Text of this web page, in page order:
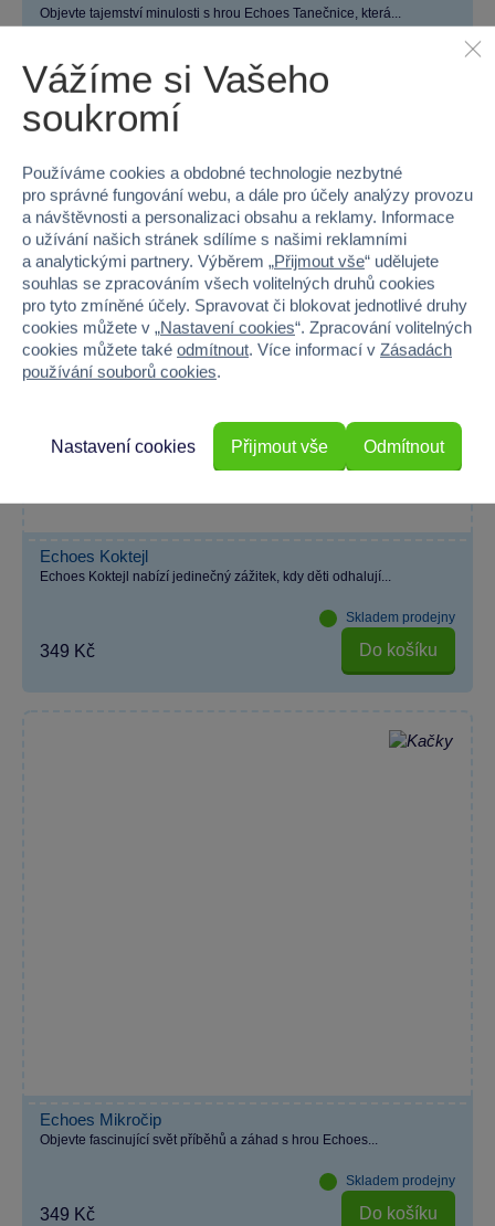
Objevte tajemství minulosti s hrou Echoes Tanečnice, která...
349 Kč
Echoes Koktejl
Echoes Koktejl nabízí jedinečný zážitek, kdy děti odhalují...
Skladem prodejny
349 Kč Do košíku
Echoes Mikročip
Objevte fascinující svět příběhů a záhad s hrou Echoes...
Skladem prodejny
349 Kč Do košíku
Vážíme si Vašeho
soukromí
Používáme cookies a obdobné technologie nezbytné
pro správné fungování webu, a dále pro účely analýzy provozu
a návštěvnosti a personalizaci obsahu a reklamy. Informace
o užívání našich stránek sdílíme s našimi reklamními
a analytickými partnery. Výběrem „Přijmout vše“ udělujete
souhlas se zpracováním všech volitelných druhů cookies
pro tyto zmíněné účely. Spravovat či blokovat jednotlivé druhy
cookies můžete v „Nastavení cookies“. Zpracování volitelných
cookies můžete také odmítnout. Více informací v Zásadách
používání souborů cookies.
Odmítnout
Nastavení cookies Přijmout vše